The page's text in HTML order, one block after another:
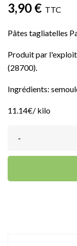
3,90 € TTC
Pâtes tagliatelles
Produit par
(28700).
Ingrédients:
11.14€/ kilo
-